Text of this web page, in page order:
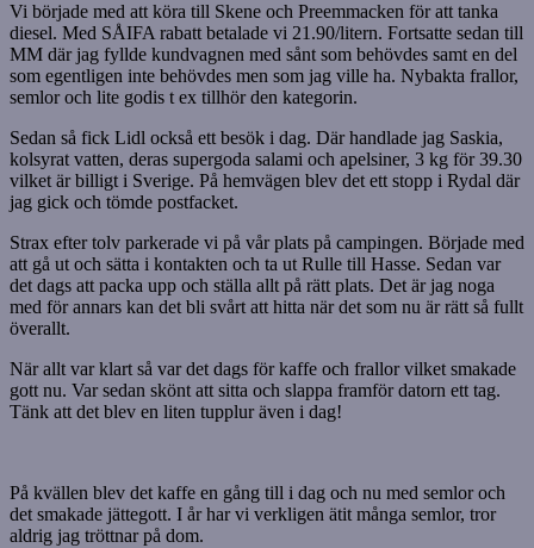
Vi började med att köra till Skene och Preemmacken för att tanka
diesel. Med SÅIFA rabatt betalade vi 21.90/litern. Fortsatte sedan till
MM där jag fyllde kundvagnen med sånt som behövdes samt en del
som egentligen inte behövdes men som jag ville ha. Nybakta frallor,
semlor och lite godis t ex tillhör den kategorin.
Sedan så fick Lidl också ett besök i dag. Där handlade jag Saskia,
kolsyrat vatten, deras supergoda salami och apelsiner, 3 kg för 39.30
vilket är billigt i Sverige. På hemvägen blev det ett stopp i Rydal där
jag gick och tömde postfacket.
Strax efter tolv parkerade vi på vår plats på campingen. Började med
att gå ut och sätta i kontakten och ta ut Rulle till Hasse. Sedan var
det dags att packa upp och ställa allt på rätt plats. Det är jag noga
med för annars kan det bli svårt att hitta när det som nu är rätt så fullt
överallt.
När allt var klart så var det dags för kaffe och frallor vilket smakade
gott nu. Var sedan skönt att sitta och slappa framför datorn ett tag.
Tänk att det blev en liten tupplur även i dag!
På kvällen blev det kaffe en gång till i dag och nu med semlor och
det smakade jättegott. I år har vi verkligen ätit många semlor, tror
aldrig jag tröttnar på dom.